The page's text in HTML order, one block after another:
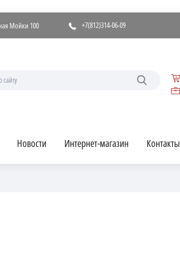
Мойки 100 +7(812)314-06-09
Новости Интернет-магазин Контакты